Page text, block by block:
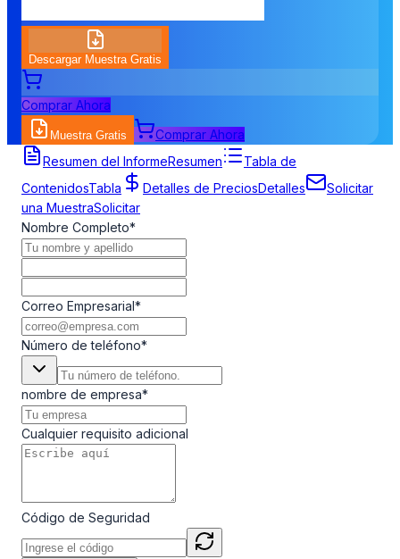
Descargar Muestra Gratis
Comprar Ahora
Muestra Gratis Comprar Ahora
Formulario de Solicitud de Muestra
Resumen del InformeResumen
Tabla de
ContenidosTabla Detalles de PreciosDetalles
Solicitar
una MuestraSolicitar
Nombre Completo*
Correo Empresarial*
Número de teléfono*
nombre de empresa*
Cualquier requisito adicional
Código de Seguridad